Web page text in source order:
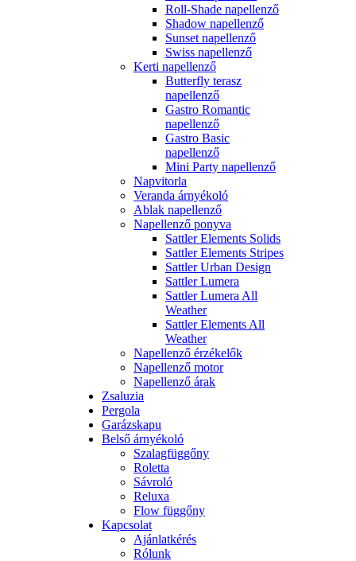
Roll-Shade napellenző
Shadow napellenző
Sunset napellenző
Swiss napellenző
Kerti napellenző
Butterfly terasz
napellenző
Gastro Romantic
napellenző
Gastro Basic
napellenző
Mini Party napellenző
Napvitorla
Veranda árnyékoló
Ablak napellenző
Napellenző ponyva
Sattler Elements Solids
Sattler Elements Stripes
Sattler Urban Design
Sattler Lumera
Sattler Lumera All
Weather
Sattler Elements All
Weather
Napellenző érzékelők
Napellenző motor
Napellenző árak
Zsaluzia
Pergola
Garázskapu
Belső árnyékoló
Szalagfüggőny
Roletta
Sávroló
Reluxa
Flow függőny
Kapcsolat
Ajánlatkérés
Rólunk